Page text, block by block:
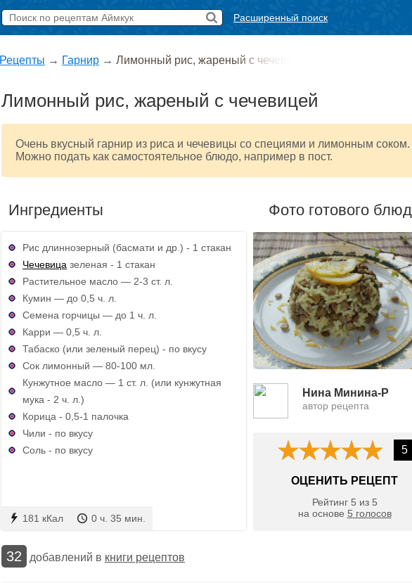
Расширенный поиск
Рецепты → Гарнир → Лимонный рис, жареный с чечеви
Лимонный рис, жареный с чечевицей
Очень вкусный гарнир из риса и чечевицы со специями и лимонным соком.
Можно подать как самостоятельное блюдо, например в пост.
Ингредиенты
Рис длиннозерный (басмати и др.) - 1 стакан
Чечевица зеленая - 1 стакан
Растительное масло — 2-3 ст. л.
Кумин — до 0,5 ч. л.
Семена горчицы — до 1 ч. л.
Карри — 0,5 ч. л.
Табаско (или зеленый перец) - по вкусу
Сок лимонный — 80-100 мл.
Кунжутное масло — 1 ст. л. (или кунжутная
мука - 2 ч. л.)
Корица - 0,5-1 палочка
Чили - по вкусу
Соль - по вкусу
181 кКал 0 ч. 35 мин.
Фото готового
Нина Минина-Р
автор рецепта
5
ОЦЕНИТЬ РЕЦЕПТ
Рейтинг 5 из 5
на основе 5 голосов
32 добавлений в книги рецептов